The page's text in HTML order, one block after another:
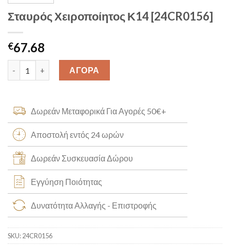
Σταυρός Χειροποίητος Κ14 [24CR0156]
€67.68
Σταυρός Χειροποίητος Κ14 [24CR0156] quantity
ΑΓΟΡΑ
Δωρεάν Μεταφορικά Για Αγορές 50€+
Αποστολή εντός 24 ωρών
Δωρεάν Συσκευασία Δώρου
Εγγύηση Ποιότητας
Δυνατότητα Αλλαγής - Επιστροφής
SKU:24CR0156